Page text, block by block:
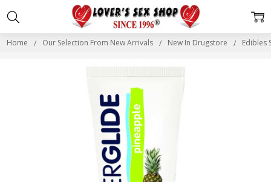
Home Our Selection From New Arrivals New In Drugstore Edibles